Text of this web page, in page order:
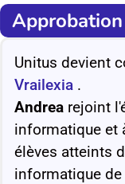
Unitus devient
Vrailexia .
Andrea rejoint
informatique et
élèves atteints
informatique de